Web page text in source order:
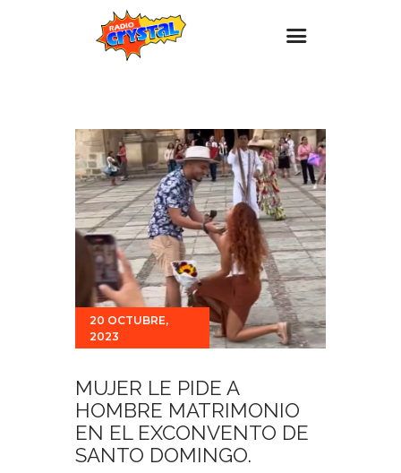
Estaciones
Eventos
Promociones
Noticias
Para ti
Contacto
20 OCTUBRE,
2023
MUJER LE PIDE A
HOMBRE MATRIMONIO
EN EL EXCONVENTO DE
SANTO DOMINGO.